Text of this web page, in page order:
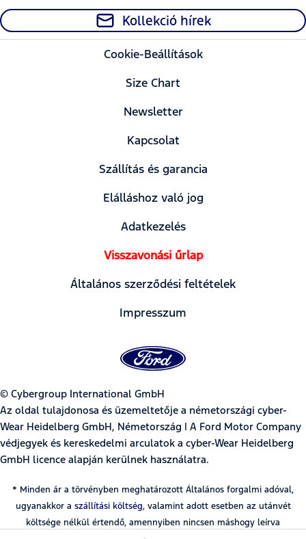
Kollekció hírek
Cookie-Beállítások
Size Chart
Newsletter
Kapcsolat
Szállítás és garancia
Elálláshoz való jog
Adatkezelés
Visszavonási űrlap
Általános szerződési feltételek
Impresszum
© Cybergroup International GmbH
Az oldal tulajdonosa és üzemeltetője a németországi cyber-
Wear Heidelberg GmbH, Németország | A Ford Motor Company
védjegyek és kereskedelmi arculatok a cyber-Wear Heidelberg
GmbH licence alapján kerülnek használatra.
* Minden ár a törvényben meghatározott Általános forgalmi adóval,
ugyanakkor a szállítási költség, valamint adott esetben az utánvét
költsége nélkül értendő, amennyiben nincsen máshogy leírva